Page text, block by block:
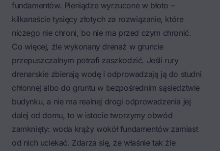
fundamentów. Pieniądze wyrzucone w błoto –
kilkanaście tysięcy złotych za rozwiązanie, które
niczego nie chroni, bo nie ma przed czym chronić.
Co więcej, źle wykonany drenaż w gruncie
przepuszczalnym potrafi zaszkodzić. Jeśli rury
drenarskie zbierają wodę i odprowadzają ją do studni
chłonnej albo do gruntu w bezpośrednim sąsiedztwie
budynku, a nie ma realnej drogi odprowadzenia jej
dalej od domu, to w istocie tworzymy obwód
zamknięty: woda krąży wokół fundamentów zamiast
od nich uciekać. Zdarza się, że właśnie tak źle